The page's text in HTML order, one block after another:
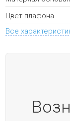
Цвет плафона
Все